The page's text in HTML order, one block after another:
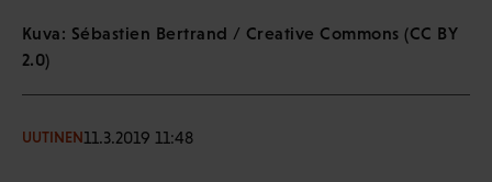
Kuva: Sébastien Bertrand / Creative Commons (CC BY
2.0)
UUTINEN11.3.2019 11:48